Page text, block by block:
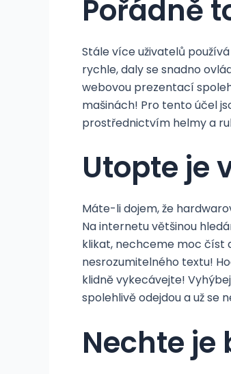
Pořádně
Stále více uživatelů
rychle, daly se snadno
webovou prezentací
mašinách! Pro tento účel
prostřednictvím helmy a
Utopte je
Máte-li dojem, že
Na internetu většinou
klikat, nechceme moc číst
nesrozumitelného textu!
klidně vykecávejte!
spolehlivě odejdou a už se
Nechte je